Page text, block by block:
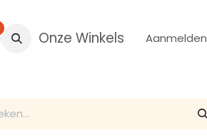
Onze Winkels Aanmelden